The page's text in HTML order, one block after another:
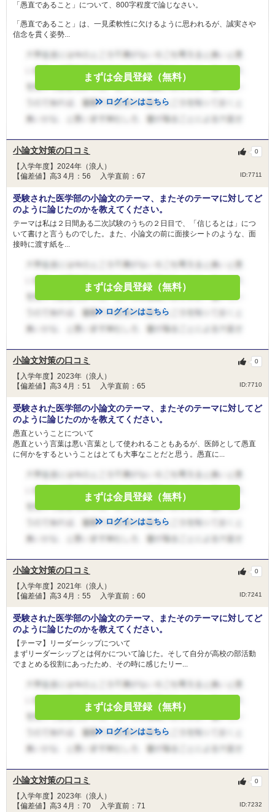
「愚直であること」について、800字程度で論じなさい。
「愚直であること」は、一見柔軟性に欠けるように思われるが、誠実さや
信念を貫く姿勢...
まずは会員登録（無料）
ログインはこちら
小論文対策の口コミ
【入学年度】2024年（浪人）
【偏差値】高3 4月：56 入学直前：67
ID:7711
0
受験された医学部の小論文のテーマ、またそのテーマに対してど
のように論じたのかを教えてください。
テーマは私は２日間ある二次試験のうちの２日目で、「信じるとは」につ
いて書けと言うものでした。また、小論文の前に面接シートのような、面
接時に渡す紙を...
まずは会員登録（無料）
ログインはこちら
小論文対策の口コミ
【入学年度】2023年（浪人）
【偏差値】高3 4月：51 入学直前：65
ID:7710
0
受験された医学部の小論文のテーマ、またそのテーマに対してど
のように論じたのかを教えてください。
愚直ということについて
愚直という言葉は悪い言葉として使われることもあるが、医師として愚直
に何かをするということはとても大事なことだと思う。愚直に...
まずは会員登録（無料）
ログインはこちら
小論文対策の口コミ
【入学年度】2021年（浪人）
【偏差値】高3 4月：55 入学直前：60
ID:7241
0
受験された医学部の小論文のテーマ、またそのテーマに対してど
のように論じたのかを教えてください。
【テーマ】リーダーシップについて
まずリーダーシップとは何かについて論じた。そして自分が高校の部活動
でまとめる役割にあったため、その時に感じたリー...
まずは会員登録（無料）
ログインはこちら
小論文対策の口コミ
【入学年度】2023年（浪人）
【偏差値】高3 4月：70 入学直前：71
ID:7232
0